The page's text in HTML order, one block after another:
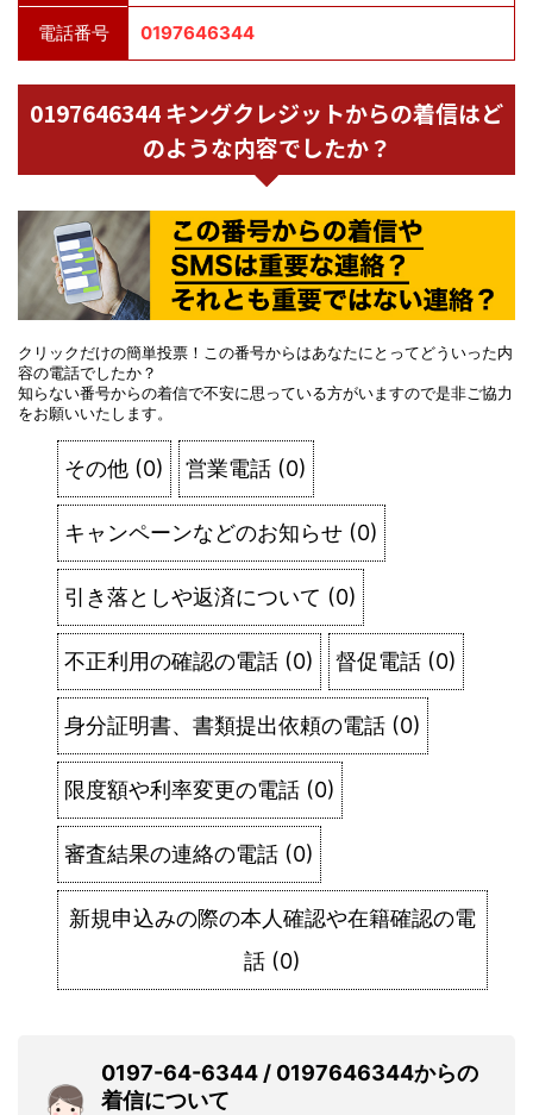
電話番号 0197646344
0197646344 キングクレジットからの着信はど
のような内容でしたか？
クリックだけの簡単投票！この番号からはあなたにとってどういった内
容の電話でしたか？
知らない番号からの着信で不安に思っている方がいますので是非ご協力
をお願いいたします。
その他 (0) 営業電話 (0)
キャンペーンなどのお知らせ (0)
引き落としや返済について (0)
不正利用の確認の電話 (0) 督促電話 (0)
身分証明書、書類提出依頼の電話 (0)
限度額や利率変更の電話 (0)
審査結果の連絡の電話 (0)
新規申込みの際の本人確認や在籍確認の電
話 (0)
0197-64-6344 / 0197646344からの
着信について